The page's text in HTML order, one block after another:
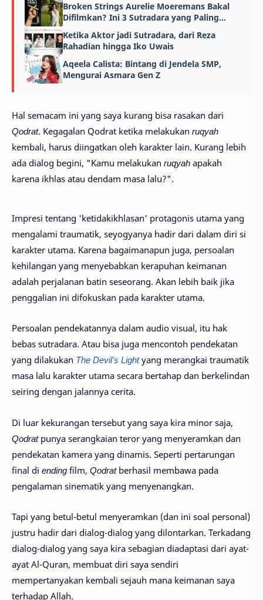
Broken Strings Aurelie Moeremans Bakal
Difilmkan? Ini 3 Sutradara yang Paling
Ketika Aktor jadi Sutradara, dari Reza
Rahadian hingga Iko Uwais
Aqeela Calista: Bintang di Jendela SMP,
Mengurai Asmara Gen Z
Hal semacam ini yang saya kurang bisa rasakan dari
Qodrat. Kegagalan Qodrat ketika melakukan ruqyah
kembali, harus diingatkan oleh karakter lain. Kurang lebih
ada dialog begini, "Kamu melakukan ruqyah apakah
karena ikhlas atau dendam masa lalu?".
Impresi tentang 'ketidakikhlasan' protagonis utama yang
mengalami traumatik, seyogyanya hadir dari dalam diri si
karakter utama. Karena bagaimanapun juga, persoalan
kehilangan yang menyebabkan kerapuhan keimanan
adalah perjalanan batin seseorang. Akan lebih baik jika
penggalian ini difokuskan pada karakter utama.
Persoalan pendekatannya dalam audio visual, itu hak
bebas sutradara. Atau bisa juga mencontoh pendekatan
yang dilakukan The Devil's Lightyang merangkai traumatik
masa lalu karakter utama secara bertahap dan berkelindan
seiring dengan jalannya cerita.
Di luar kekurangan tersebut yang saya kira minor saja,
Qodratpunya serangkaian teror yang menyeramkan dan
pendekatan kamera yang dinamis. Seperti pertarungan
final di ending film, Qodratberhasil membawa pada
pengalaman sinematik yang menyenangkan.
Tapi yang betul-betul menyeramkan (dan ini soal personal)
justru hadir dari dialog-dialog yang dilontarkan. Terkadang
dialog-dialog yang saya kira sebagian diadaptasi dari ayat-
ayat Al-Quran, membuat diri saya sendiri
mempertanyakan kembali sejauh mana keimanan saya
terhadap Allah.